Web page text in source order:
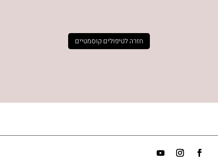
חזרה לטיפולים קוסמטיים